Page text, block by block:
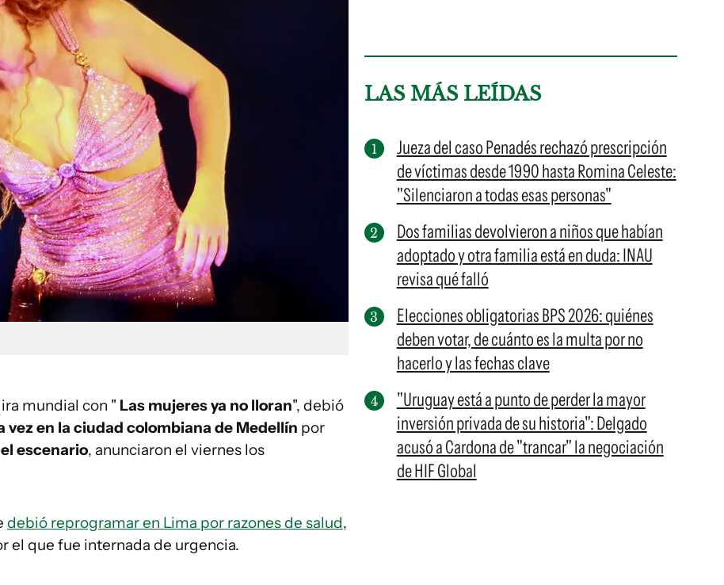
mundial con " Las mujeres ya no lloran", debió
en la ciudad colombiana de Medellín por
escenario, anunciaron el viernes los
debió reprogramar en Lima por razones de salud,
el que fue internada de urgencia.
LAS MÁS LEÍDAS
Jueza del caso Penadés rechazó prescripción
de víctimas desde 1990 hasta Romina Celeste:
"Silenciaron a todas esas personas"
Dos familias devolvieron a niños que habían
adoptado y otra familia está en duda: INAU
revisa qué falló
Elecciones obligatorias BPS 2026: quiénes
deben votar, de cuánto es la multa por no
hacerlo y las fechas clave
"Uruguay está a punto de perder la mayor
inversión privada de su historia": Delgado
acusó a Cardona de "trancar" la negociación
de HIF Global